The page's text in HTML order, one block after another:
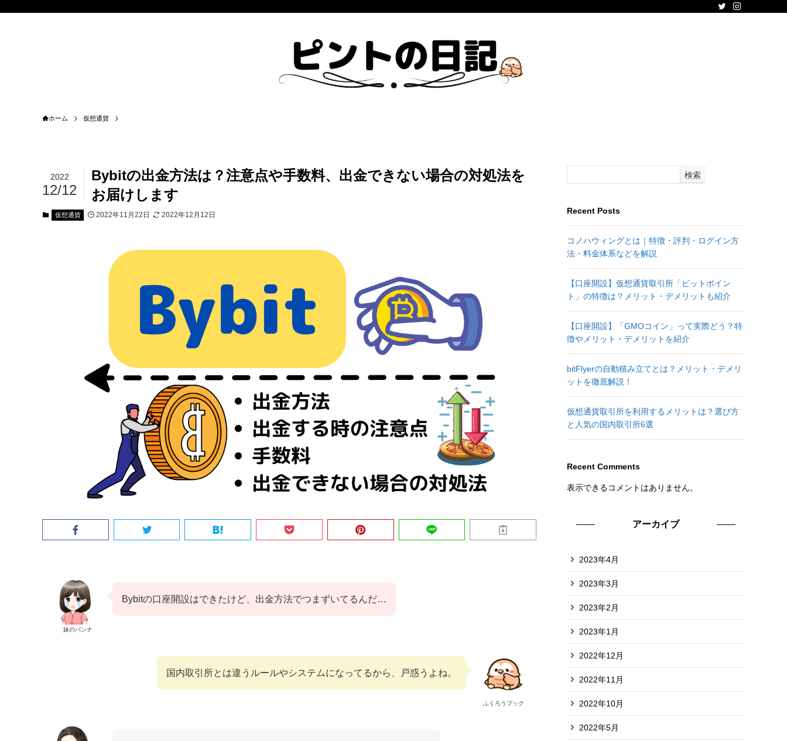
ホーム 仮想通貨
Bybitの出金方法は？注意点や手数料、出金できない場合の対処法を
お届けします
2022
12/12
仮想通貨 2022年11月22日 2022年12月12日
妹のパンナ
Bybitの口座開設はできたけど、出金方法でつまずいてるんだ…
ふくろうプック
国内取引所とは違うルールやシステムになってるから、戸惑うよね。
検索
Recent Posts
コノハウィングとは｜特徴・評判・ログイン方
法・料金体系などを解説
【口座開設】仮想通貨取引所「ビットポイン
ト」の特徴は？メリット・デメリットも紹介
【口座開設】「GMOコイン」って実際どう？特
徴やメリット・デメリットを紹介
bitFlyerの自動積み立てとは？メリット・デメリ
ットを徹底解説！
仮想通貨取引所を利用するメリットは？選び方
と人気の国内取引所6選
Recent Comments
表示できるコメントはありません。
アーカイブ
2023年4月
2023年3月
2023年2月
2023年1月
2022年12月
2022年11月
2022年10月
2022年5月